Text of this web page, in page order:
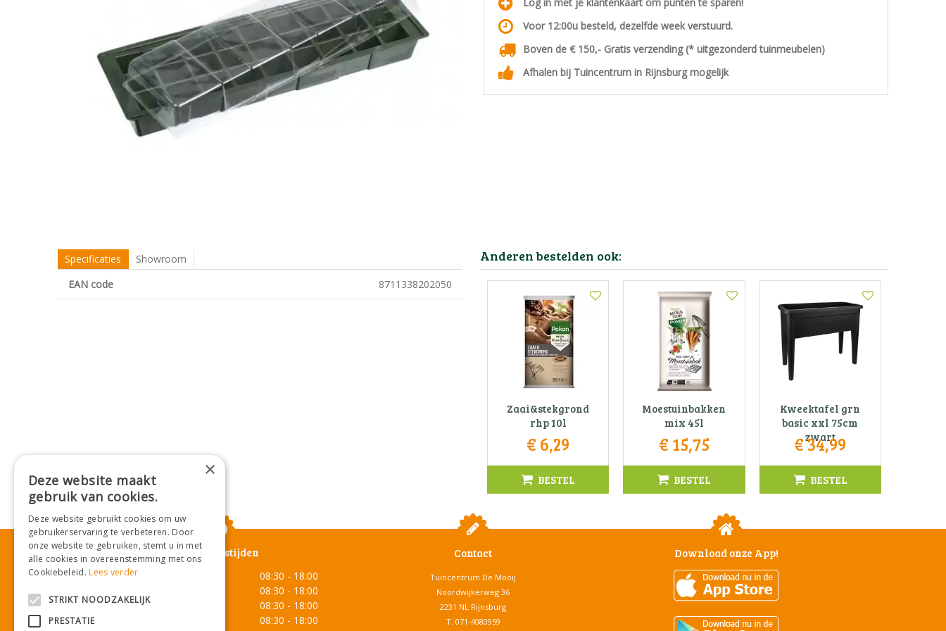
Voor 12:00u besteld, dezelfde week verstuurd.
Boven de € 150,- Gratis verzending (* uitgezonderd tuinmeubelen)
Afhalen bij Tuincentrum in Rijnsburg mogelijk
Specificaties
Showroom
EAN code
8711338202050
Anderen bestelden ook:
Zaai&stekgrond
rhp 10l
€ 6,29
BESTEL
Moestuinbakken
mix 45l
€ 15,75
BESTEL
Kweektafel grn
basic xxl 75cm
zwart
€34,99
BESTEL
Openingstijden
Maandag
08:30 - 18:00
08:30 - 18:00
Woensdag
08:30 - 18:00
08:30 - 18:00
Contact
Tuincentrum De Mooij
Noordwijkerweg 36
2231 NL Rijnsburg
T. 071-4080959
Download onze App!
×
Deze website maakt
gebruik van cookies.
Deze website gebruikt cookies om uw
gebruikerservaring te verbeteren. Door
onze website te gebruiken, stemt u in met
alle cookies in overeenstemming met ons
Cookiebeleid.Lees verder
STRIKT NOODZAKELIJK
PRESTATIE